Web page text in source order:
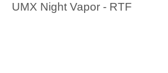
UMX Night Vapor - RTF